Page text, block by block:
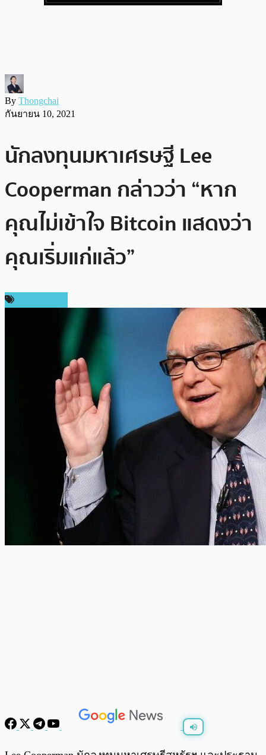
By Thongchai
กันยายน 10, 2021
นักลงทุนมหาเศรษฐี Lee
Cooperman กล่าวว่า “หาก
คุณไม่เข้าใจ Bitcoin แสดงว่า
คุณเริ่มแก่แล้ว”